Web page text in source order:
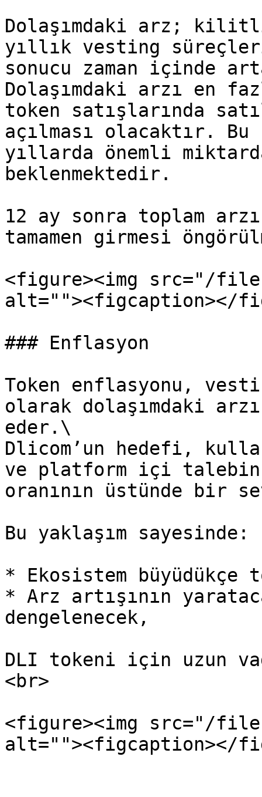
Dolaşımdaki arz;
yıllık vesting
sonucu zaman içinde
Dolaşımdaki arzı en
token satışlarında
açılması olacaktır.
yıllarda önemli
beklenmektedir.
12 ay sonra toplam
tamamen girmesi
<figure><img src="/files/
alt=""><figcaption></
### Enflasyon
Token enflasyonu,
olarak dolaşımdaki
eder.\
Dlicom’un hedefi,
ve platform içi talebin
oranının üstünde bir
Bu yaklaşım sayesinde:
* Ekosistem
* Arz artışının
dengelenecek,
DLI tokeni için uzun
<br>
<figure><img src="/files/